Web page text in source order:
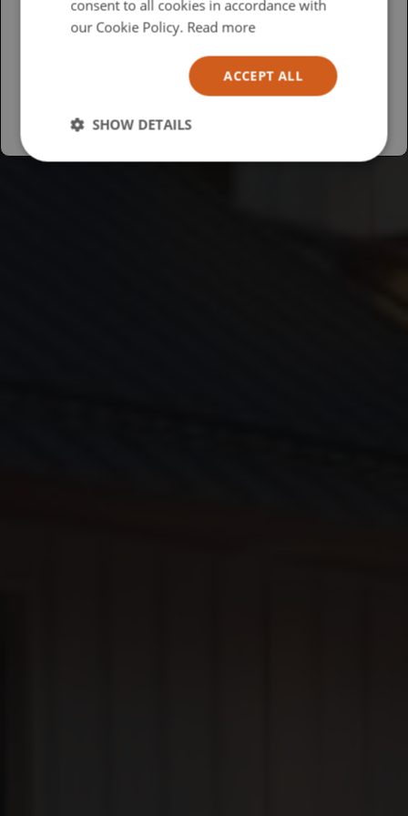
USA
consent to all cookies in accordance with
our Cookie Policy. Read more
ACCEPT ALL
SHOW DETAILS